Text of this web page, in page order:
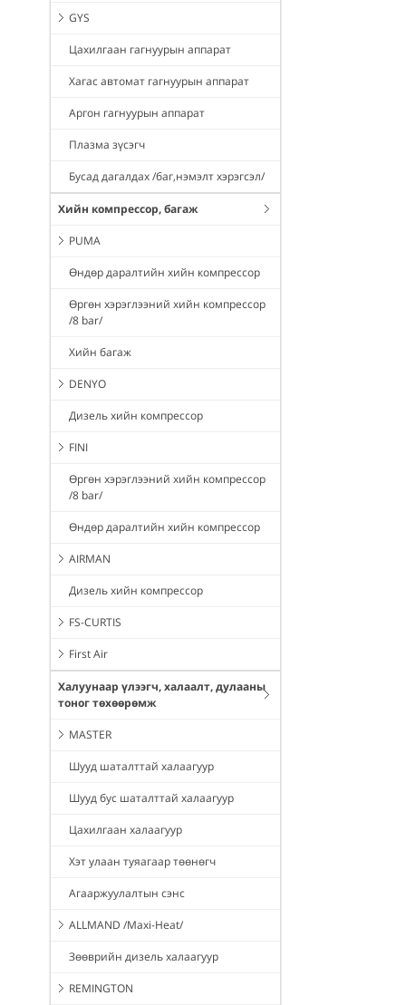
GYS
Цахилгаан гагнуурын аппарат
Хагас автомат гагнуурын аппарат
Аргон гагнуурын аппарат
Плазма зүсэгч
Бусад дагалдах /баг,нэмэлт хэрэгсэл/
Хийн компрессор, багаж
PUMA
Өндөр даралтийн хийн компрессор
Өргөн хэрэглээний хийн компрессор
/8 bar/
Хийн багаж
DENYO
Дизель хийн компрессор
FINI
Өргөн хэрэглээний хийн компрессор
/8 bar/
Өндөр даралтийн хийн компрессор
AIRMAN
Дизель хийн компрессор
FS-CURTIS
First Air
Халуунаар үлээгч, халаалт, дулааны
тоног төхөөрөмж
MASTER
Шууд шаталттай халаагуур
Шууд бус шаталттай халаагуур
Цахилгаан халаагуур
Хэт улаан туяагаар төөнөгч
Агааржуулалтын сэнс
ALLMAND /Maxi-Heat/
Зөөврийн дизель халаагуур
REMINGTON